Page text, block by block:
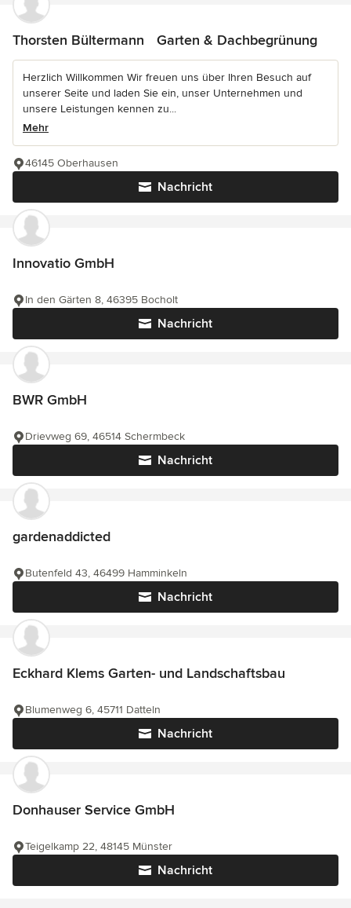
Thorsten Bültermann Garten & Dachbegrünung
Herzlich Willkommen Wir freuen uns über Ihren Besuch auf
unserer Seite und laden Sie ein, unser Unternehmen und
unsere Leistungen kennen zu...
Mehr
Nachricht
46145 Oberhausen
Innovatio GmbH
Nachricht
In den Gärten 8, 46395 Bocholt
BWR GmbH
Nachricht
Drievweg 69, 46514 Schermbeck
gardenaddicted
Nachricht
Butenfeld 43, 46499 Hamminkeln
Eckhard Klems Garten- und Landschaftsbau
Nachricht
Blumenweg 6, 45711 Datteln
Donhauser Service GmbH
Nachricht
Teigelkamp 22, 48145 Münster